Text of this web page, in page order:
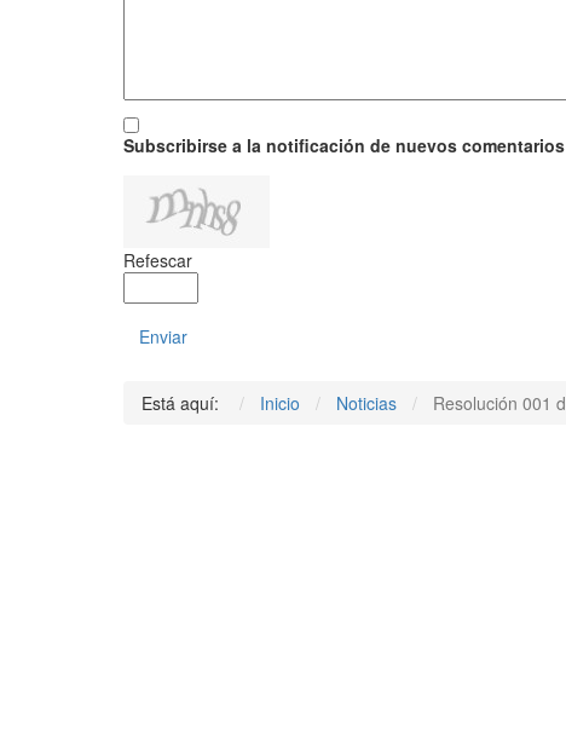
Subscribirse a la notificación de nuevos comentarios
Refescar
Enviar
Está aquí:
Inicio Noticias Resolución 001